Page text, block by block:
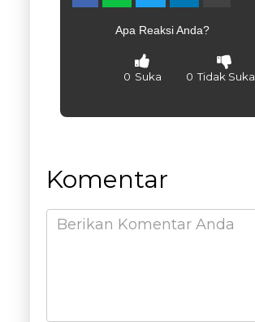
Apa Reaksi Anda?
0 Suka 0 Tidak Suka
Komentar